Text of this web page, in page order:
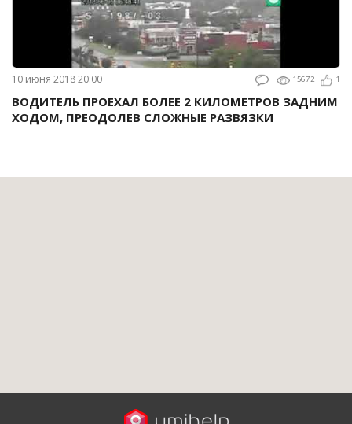
10 июня 2018 20:00 15672 1
ВОДИТЕЛЬ ПРОЕХАЛ БОЛЕЕ 2 КИЛОМЕТРОВ ЗАДНИМ
ХОДОМ, ПРЕОДОЛЕВ СЛОЖНЫЕ РАЗВЯЗКИ